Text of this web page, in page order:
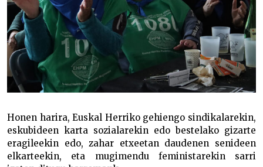
Honen harira, Euskal Herriko gehiengo sindikalarekin,
eskubideen karta sozialarekin edo bestelako gizarte
eragileekin edo, zahar etxeetan daudenen senideen
elkarteekin, eta mugimendu feministarekin sarri